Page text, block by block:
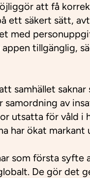
att få
ett säkert sätt,
med
tillgänglig,
samhället saknar
av
utsatta för våld i
har ökat markant
som första syfte
De gör det